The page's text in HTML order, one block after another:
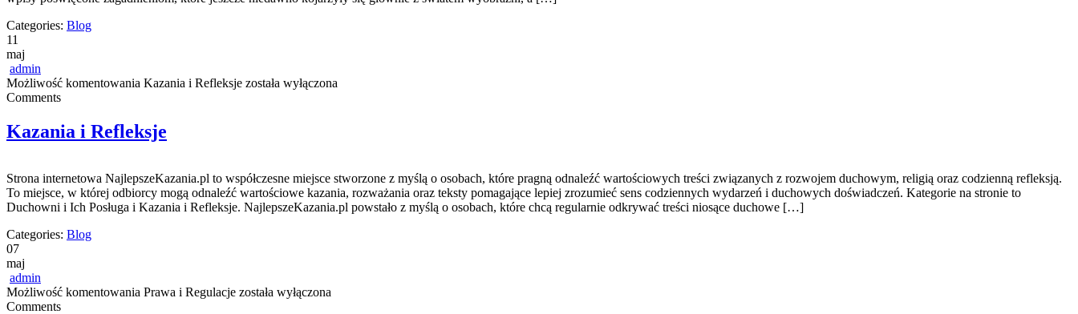
Categories: Blog
11
maj
admin
Możliwość komentowania Kazania i Refleksje została wyłączona
Comments
Kazania i Refleksje
Strona internetowa NajlepszeKazania.pl to współczesne miejsce stworzone z myślą o osobach, które pragną odnaleźć wartościowych treści związanych z rozwojem duchowym, religią oraz codzienną refleksją.
To miejsce, w której odbiorcy mogą odnaleźć wartościowe kazania, rozważania oraz teksty pomagające lepiej zrozumieć sens codziennych wydarzeń i duchowych doświadczeń. Kategorie na stronie to
Duchowni i Ich Posługa i Kazania i Refleksje. NajlepszeKazania.pl powstało z myślą o osobach, które chcą regularnie odkrywać treści niosące duchowe […]
Categories: Blog
07
maj
admin
Możliwość komentowania Prawa i Regulacje została wyłączona
Comments